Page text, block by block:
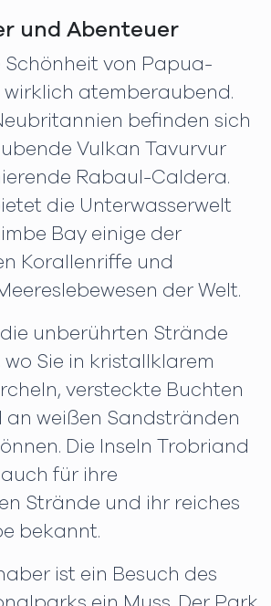
und Abenteuer
Schönheit von Papua-
wirklich atemberaubend.
befinden sich
Vulkan Tavurvur
Rabaul-Caldera.
die Unterwasserwelt
Bay einige der
Korallenriffe und
der Welt.
die unberührten Strände
wo Sie in kristallklarem
versteckte Buchten
an weißen Sandstränden
Die Inseln Trobriand
für ihre
Strände und ihr reiches
bekannt.
ist ein Besuch des